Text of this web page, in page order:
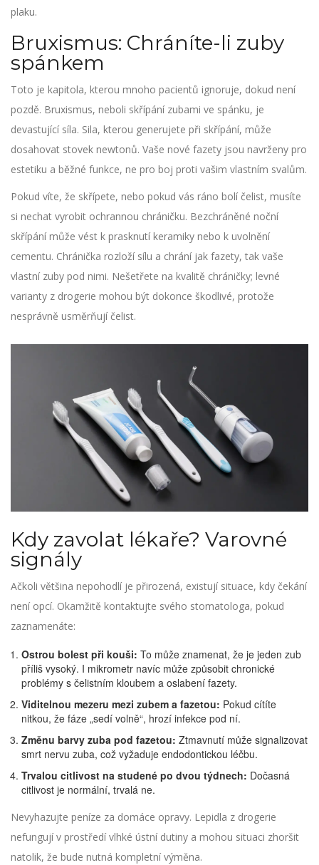
plaku.
Bruxismus: Chráníte-li zuby
spánkem
Toto je kapitola, kterou mnoho pacientů ignoruje, dokud není
pozdě. Bruxismus, neboli skřípání zubami ve spánku, je
devastující síla. Sila, kterou generujete při skřípání, může
dosahovat stovek newtonů. Vaše nové fazety jsou navrženy pro
estetiku a běžné funkce, ne pro boj proti vašim vlastním svalům.
Pokud víte, že skřípete, nebo pokud vás ráno bolí čelist, musíte
si nechat vyrobit ochrannou chráničku. Bezchráněné noční
skřípání může vést k prasknutí keramiky nebo k uvolnění
cementu. Chránička rozloží sílu a chrání jak fazety, tak vaše
vlastní zuby pod nimi. Nešetřete na kvalitě chráničky; levné
varianty z drogerie mohou být dokonce škodlivé, protože
nesprávně usměrňují čelist.
Kdy zavolat lékaře? Varovné
signály
Ačkoli většina nepohodlí je přirozená, existují situace, kdy čekání
není opcí. Okamžitě kontaktujte svého stomatologa, pokud
zaznamenáte:
Ostrou bolest při kouši: To může znamenat, že je jeden zub
příliš vysoký. I mikrometr navíc může způsobit chronické
problémy s čelistním kloubem a oslabení fazety.
Viditelnou mezeru mezi zubem a fazetou: Pokud cítíte
nitkou, že fáze „sedí volně“, hrozí infekce pod ní.
Změnu barvy zuba pod fazetou: Ztmavnutí může signalizovat
smrt nervu zuba, což vyžaduje endodontickou léčbu.
Trvalou citlivost na studené po dvou týdnech: Dočasná
citlivost je normální, trvalá ne.
Nevyhazujte peníze za domáce opravy. Lepidla z drogerie
nefungují v prostředí vlhké ústní dutiny a mohou situaci zhoršit
natolik, že bude nutná kompletní výměna.